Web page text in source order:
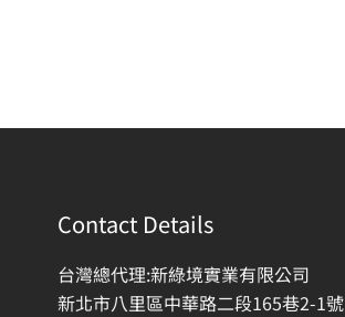
Contact Details
台灣總代理:新綠境實業有限公司
新北市八里區中華路二段165巷2-1號